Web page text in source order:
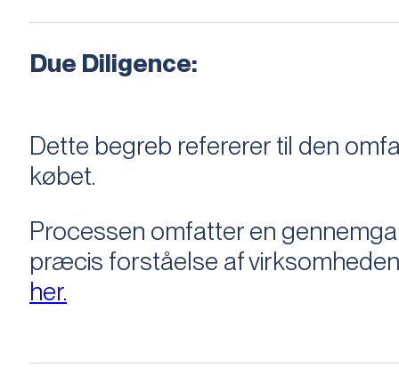
Due Diligence:
Dette begreb refererer til den
købet.
Processen omfatter en
præcis forståelse af
her.